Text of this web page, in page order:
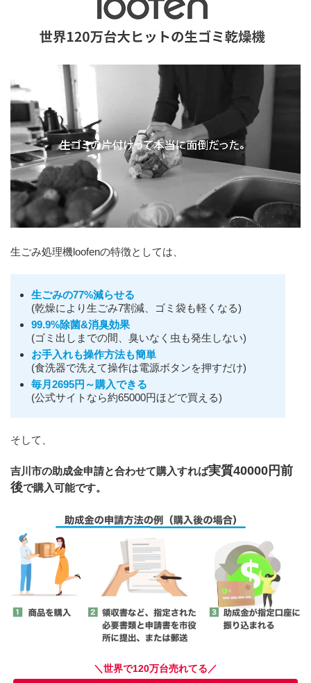
生ごみ処理機loofenの特徴としては、
生ごみの77%減らせる
(乾燥により生ごみ7割減、ゴミ袋も軽くなる)
99.9%除菌&消臭効果
(ゴミ出しまでの間、臭いなく虫も発生しない)
お手入れも操作方法も簡単
(食洗器で洗えて操作は電源ボタンを押すだけ)
毎月2695円～購入できる
(公式サイトなら約65000円ほどで買える)
そして、
吉川市の助成金申請と合わせて購入すれば実質40000円前
後で購入可能です。
＼世界で120万台売れてる／